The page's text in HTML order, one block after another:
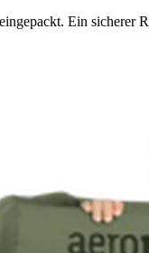
Ein sicherer